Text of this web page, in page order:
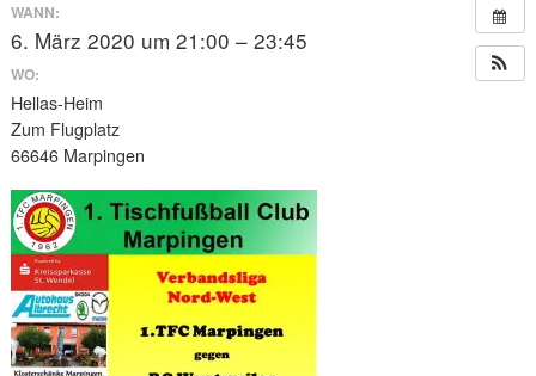
WANN:
6. März 2020 um 21:00 – 23:45
WO:
Hellas-Heim
Zum Flugplatz
66646 Marpingen